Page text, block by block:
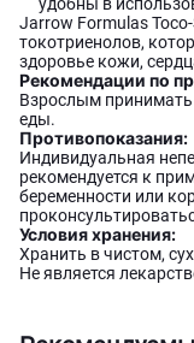
Jarrow Formulas
токотриенолов,
здоровье кожи,
Рекомендации по
Взрослым принимать
еды.
Противопоказания:
Индивидуальная
рекомендуется к
беременности или
Условия хранения:
Хранить в чистом,
Не является